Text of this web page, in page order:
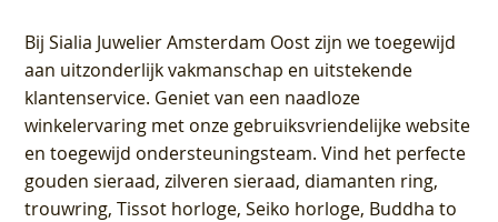
BijSialia Juwelier Amsterdam Oostzijn we toegewijd
aan uitzonderlijk vakmanschap en uitstekende
klantenservice. Geniet van een naadloze
winkelervaring met onze gebruiksvriendelijke website
en toegewijd ondersteuningsteam. Vind het perfecte
gouden sieraad, zilveren sieraad, diamanten ring,
trouwring, Tissot horloge, Seiko horloge, Buddha to